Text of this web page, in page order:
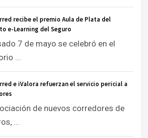
recibe el premio Aula de Plata del
e-Learning del Seguro
7 de mayo se celebró en el
...
e iValora refuerzan el servicio pericial a
de nuevos corredores de
...